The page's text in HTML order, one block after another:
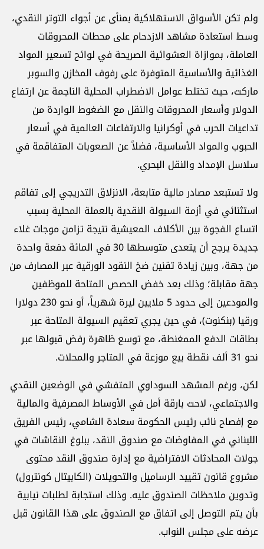
ولم تكن الأسواق الاستهلاكية بمنأى عن أجواء التوتر النقدي،
وسط استعادة مشاهد الازدحام على محطات المحروقات
العاملة، بموازاة العشوائية الصريحة في لوائح تسعير المواد
الغذائية والأساسية المتوفرة على رفوف المخازن والسوبر
ماركت، حيث تختلط عوامل الاضطراب المحلية الناجمة عن ارتفاع
الدولار وأسعار المحروقات والنقل مع الضغوط الواردة من
تداعيات الحرب في أوكرانيا والارتفاعات العالمية في أسعار
الحبوب والمواد الأساسية، فضلاً عن الصعوبات المتفاقمة في
سلاسل الإمداد والنقل البحري.
ولا تستبعد مصادر مالية متابعة، الانزلاق التدريجي إلى تفاقم
استثنائي في أزمة السيولة النقدية بالعملة المحلية بسبب
اتساع الفجوة بين الأكلاف المعيشية نتيجة تزامن موجات غلاء
جديدة يرجح أن يتعدى متوسطها 30 في المائة دفعة واحدة
من جهة، وبين زيادة تقنين ضخ النقود الورقية عبر المصارف من
جهة مقابلة؛ وذلك بعد خفض الحصص المتاحة للموظفين
والمودعين إلى حدود 5 ملايين ليرة شهرياً، أو نحو 230 دولارا
ورقيا (بنكنوت)، في حين يجري تعقيم السيولة المتاحة عبر
بطاقات الدفع الممغنطة، مع توسع ظاهرة رفض قبولها عبر
نحو 31 ألف نقطة بيع موزعة في المتاجر والمحلات.
لكن، ورغم المشهد السوداوي المتفشي في الوضعين النقدي
والاجتماعي، لاحت بارقة أمل في الأوساط المصرفية والمالية
مع إفصاح نائب رئيس الحكومة سعادة الشامي، رئيس الفريق
اللبناني في المفاوضات مع صندوق النقد، ببلوغ النقاشات في
جولات المحادثات الافتراضية مع إدارة صندوق النقد محتوى
مشروع قانون تقييد الرساميل والتحويلات (الكابيتال كونترول)
وتدوين ملاحظات الصندوق عليه. وذلك استجابة لطلبات نيابية
بأن يتم التوصل إلى اتفاق مع الصندوق على هذا القانون قبل
عرضه على مجلس النواب.